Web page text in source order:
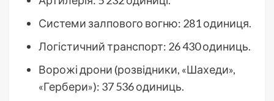
Системи залпового вогню: 281 одиниця.
Логістичний транспорт: 26 430 одиниць.
Ворожі дрони (розвідники, «Шахеди»,
«Гербери»): 37 536 одиниць.